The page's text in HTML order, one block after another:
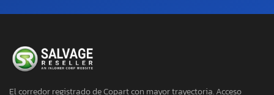
El corredor registrado de Copart con mayor trayectoria. Acceso